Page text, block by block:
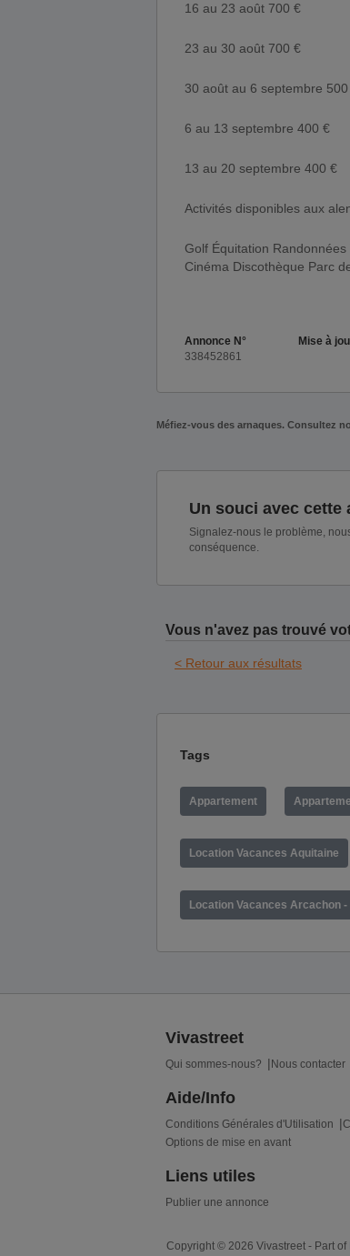
16 au 23 août 700 €
23 au 30 août 700 €
30 août au 6 septembre
6 au 13 septembre 400 €
13 au 20 septembre 400 €
Activités disponibles aux
Golf Équitation
Cinéma Discothèque Parc
Annonce N°
338452861
Mise à
Méfiez-vous des arnaques. Consultez
Un souci avec cette
Signalez-nous le problème,
conséquence.
Vous n'avez pas trouvé
< Retour aux résultats
Tags
Appartement
Location Vacances Aquitaine
Location Vacances Arcachon -
Vivastreet
Qui sommes-nous? Nous contacter
Aide/Info
Conditions Générales d'Utilisation
Options de mise en avant
Liens utiles
Publier une annonce
Copyright © 2026 Vivastreet - Part of